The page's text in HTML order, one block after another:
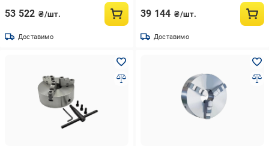
53 522 ₴/шт.
Доставимо
39 144 ₴/шт.
Доставимо